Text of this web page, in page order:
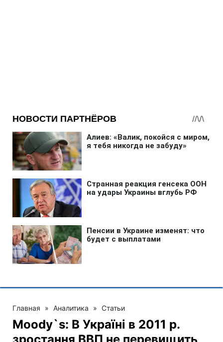
Главная » Аналитика » Статьи
Moody`s: В Україні в 2011 р.